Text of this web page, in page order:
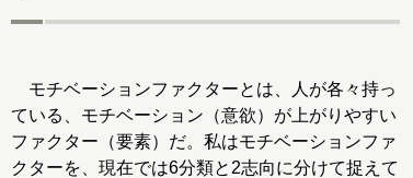
モチベーションファクターとは、人が各々持っ
ている、モチベーション（意欲）が上がりやすい
ファクター（要素）だ。私はモチベーションファ
クターを、現在では6分類と2志向に分けて捉えて